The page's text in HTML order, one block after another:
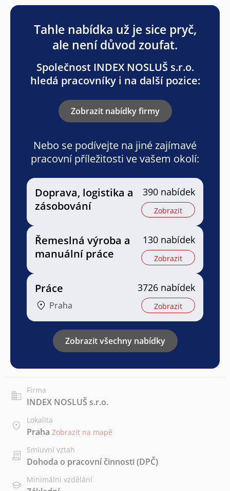
Tahle nabídka už je sice pryč,
ale není důvod zoufat.
Společnost INDEX NOSLUŠ s.r.o.
hledá pracovníky i na další pozice:
Zobrazit nabídky firmy
Nebo se podívejte na jiné zajímavé
pracovní příležitosti ve vašem okolí:
Doprava, logistika a
zásobování
390 nabídek
Zobrazit
Řemeslná výroba a
manuální práce
130 nabídek
Zobrazit
Práce
Praha
3726 nabídek
Zobrazit
Zobrazit všechny nabídky
Firma
INDEX NOSLUŠ s.r.o.
Lokalita
Praha Zobrazit na mapě
Smluvní vztah
Dohoda o pracovní činnosti (DPČ)
Minimální vzdělání